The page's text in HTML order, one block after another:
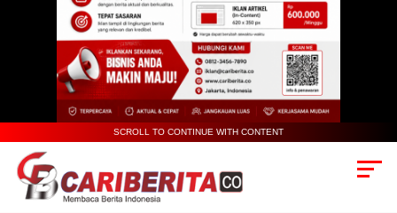
SCROLL TO CONTINUE WITH CONTENT